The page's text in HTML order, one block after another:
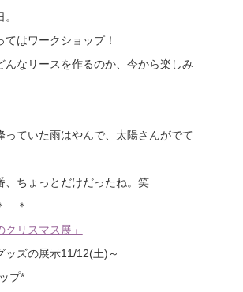
てはワークショップ！
んなリースを作るのか、今から楽しみ
っていた雨はやんで、太陽さんがでて
、ちょっとだけだったね。笑
クリスマス展」
ッズの展示11/12(土)～
プ*